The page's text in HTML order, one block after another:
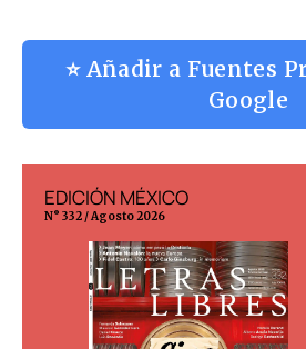
⭐ Añadir a Fuentes
Google
EDICIÓN MÉXICO
N° 332 / Agosto 2026